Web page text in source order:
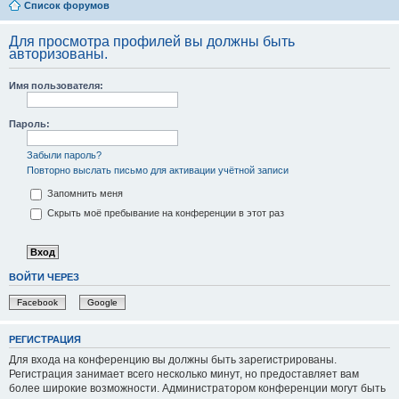
Список форумов
Для просмотра профилей вы должны быть
авторизованы.
Имя пользователя:
Пароль:
Забыли пароль?
Повторно выслать письмо для активации учётной записи
Запомнить меня
Скрыть моё пребывание на конференции в этот раз
ВОЙТИ ЧЕРЕЗ
Facebook Google
РЕГИСТРАЦИЯ
Для входа на конференцию вы должны быть зарегистрированы.
Регистрация занимает всего несколько минут, но предоставляет вам
более широкие возможности. Администратором конференции могут быть